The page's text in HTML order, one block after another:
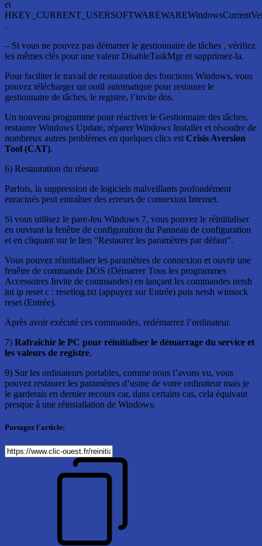
et
.
– Si vous ne pouvez pas démarrer le gestionnaire de tâches , vérifiez
les mêmes clés pour une valeur DisableTaskMgr et supprimez-la.
Pour faciliter le travail de restauration des fonctions Windows, vous
pouvez télécharger un outil automatique pour restaurer le
gestionnaire de tâches, le registre, l’invite dos.
Un nouveau programme pour réactiver le Gestionnaire des tâches,
restaurer Windows Update, réparer Windows Installer et résoudre de
nombreux autres problèmes en quelques clics est Crisis Aversion
Tool (CAT).
6) Restauration du réseau
Parfois, la suppression de logiciels malveillants profondément
enracinés peut entraîner des erreurs de connexion Internet.
Si vous utilisez le pare-feu Windows 7, vous pouvez le réinitialiser
en ouvrant la fenêtre de configuration du Panneau de configuration
et en cliquant sur le lien “Restaurer les paramètres par défaut”.
Vous pouvez réinitialiser les paramètres de connexion et ouvrir une
fenêtre de commande DOS (Démarrer Tous les programmes
Accessoires Invite de commandes) en lançant les commandes netsh
int ip reset c : resetlog.txt (appuyez sur Entrée) puis netsh winsock
reset (Entrée).
Après avoir exécuté ces commandes, redémarrez l’ordinateur.
7) Rafraîchir le PC pour réinitialiser le démarrage du service et
les valeurs de registre.
9) Sur les ordinateurs portables, comme nous l’avons vu, vous
pouvez restaurer les paramètres d’usine de votre ordinateur mais je
le garderais en dernier recours car, dans certains cas, cela équivaut
presque à une réinstallation de Windows.
Partagez l'article: